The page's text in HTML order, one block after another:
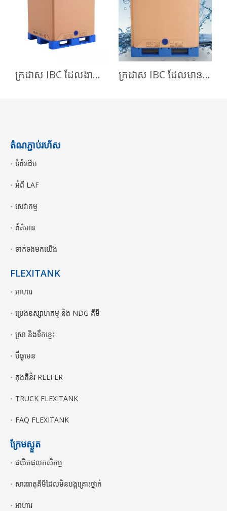
ចម្រុះ
ក្រដាស IBC ដែលងាយស្រួលប្រើសម្រាប់ការដឹកជញ្ជូនប្រេងដូង ក្រដាស IBC ដែលមានប្រសិទ្ធភាពខ្ពស់ជាមួយនឹងថង់ដាក់សម្រាប់ប្រេងចម្អិនអាហារ
តំណភ្ជាប់រហ័ស
ទំព័រដើម
អំពី LAF
សេវាកម្ម
ព័ត៌មាន
ទាក់ទងមកយើង
FLEXITANK
អាហារ
ប្រេងឧស្សាហកម្ម និង NDG គីមី
ស្រា និងទឹកខ្មេះ
ប៊ីធូមេន
កុងតឺន័រ REEFER
TRUCK FLEXITANK
FAQ FLEXITANK
ក្រែមស្ងួត
ផលិតផលកសិកម្ម
សារធាតុគីមីដែលមិនបង្កគ្រោះថ្នាក់
អាហារ